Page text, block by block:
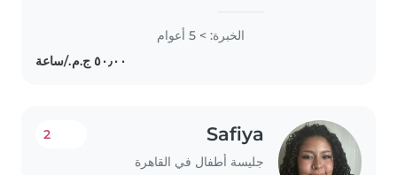
الخبرة: > 5 أعوام
Safiya
جليسة أطفال في القاهرة
2